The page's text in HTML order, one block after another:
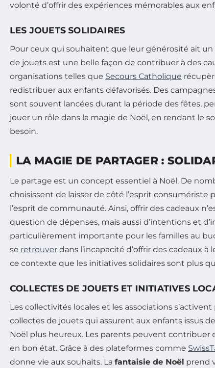
volonté d’offrir des expériences mémorables aux
LES JOUETS SOLIDAIRES
Pour ceux qui souhaitent que leur générosité ait
de jouets est une belle façon de contribuer à des
organisations telles que Secours Catholique
redistribuer aux enfants défavorisés. Des
sont souvent lancées durant la période des fêtes,
jouer un rôle dans la magie de Noël, en rendant le
besoin.
LA MAGIE DE PARTAGER :
Le partage est un concept essentiel à Noël. De
choisissent de laisser de côté l’esprit consumériste
l’esprit de communauté. Ainsi, offrir des cadeaux
question de dépenses, mais aussi d’intentions et
particulièrement importante pour les familles au
se retrouver dans l’incapacité d’offrir des cadeaux à
ce contexte que les initiatives solidaires sont plus
COLLECTES DE JOUETS ET INITIATIVES
Les collectivités locales et les associations
collectes de jouets qui assurent aux enfants issus
Noël plus heureux. Les parents peuvent contribuer
en bon état. Grâce à des plateformes comme
donne vie aux souhaits. La fantaisie de Noël prend